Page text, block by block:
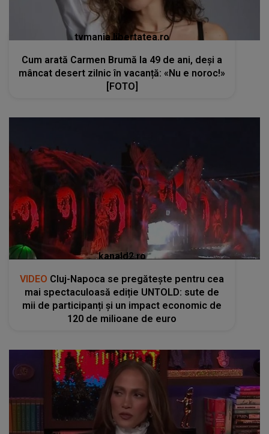
tvmania.libertatea.ro
Cum arată Carmen Brumă la 49 de ani, deși a
mâncat desert zilnic în vacanță: «Nu e noroc!»
[FOTO]
kanald2.ro
VIDEO Cluj-Napoca se pregătește pentru cea
mai spectaculoasă ediție UNTOLD: sute de
mii de participanți și un impact economic de
120 de milioane de euro